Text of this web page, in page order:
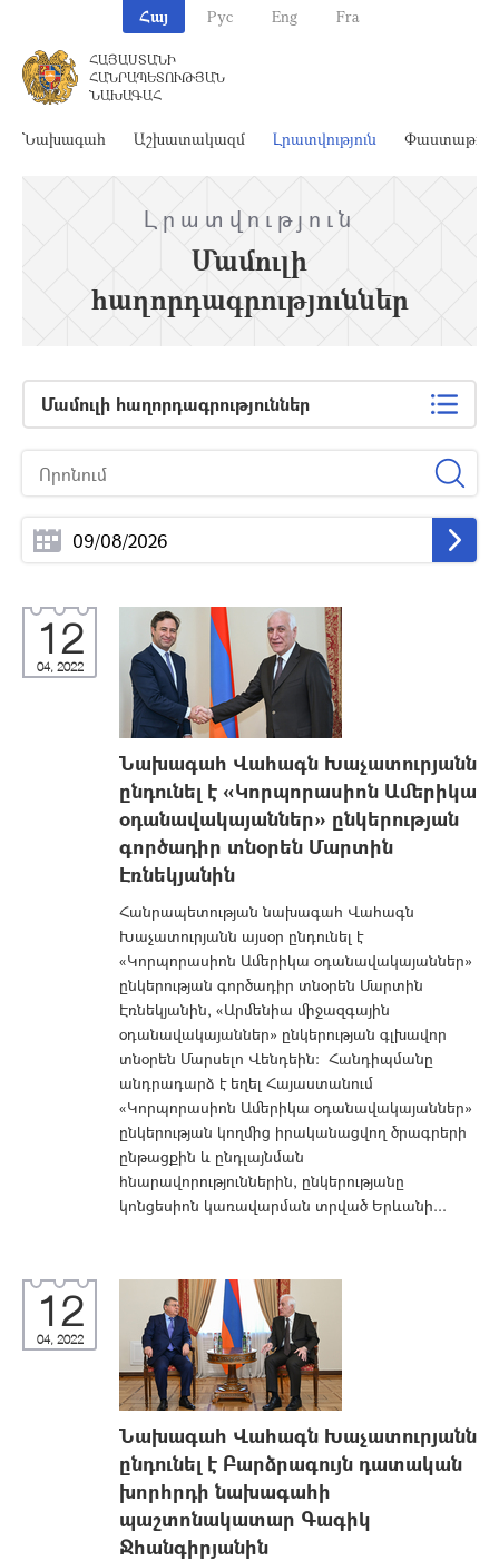
Հայ Рус Eng Fra
ՀԱՅԱՍՏԱՆԻ
ՀԱՆՐԱՊԵՏՈՒԹՅԱՆ
ՆԱԽԱԳԱՀ
Նախագահ Աշխատակազմ Լրատվություն
Լրատվություն
Մամուլի
հաղորդագրություններ
Մամուլի հաղորդագրություններ
12
04, 2022
Նախագահ Վահագն Խաչատուրյանն
ընդունել է «Կորպորասիոն Ամերիկա
օդանավակայաններ» ընկերության
գործադիր տնօրեն Մարտին
Էռնեկյանին
Հանրապետության նախագահ Վահագն
Խաչատուրյանն այսօր ընդունել է
«Կորպորասիոն Ամերիկա օդանավակայաններ»
ընկերության գործադիր տնօրեն Մարտին
Էռնեկյանին, «Արմենիա միջազգային
օդանավակայաններ» ընկերության գլխավոր
տնօրեն Մարսելո Վենդեին: Հանդիպմանը
անդրադարձ է եղել Հայաստանում
«Կորպորասիոն Ամերիկա օդանավակայաններ»
ընկերության կողմից իրականացվող ծրագրերի
ընթացքին և ընդլայնման
հնարավորություններին, ընկերությանը
կոնցեսիոն կառավարման տրված Երևանի...
12
04, 2022
Նախագահ Վահագն Խաչատուրյանն
ընդունել է Բարձրագույն դատական
խորհրդի նախագահի
պաշտոնակատար Գագիկ
Ջհանգիրյանին